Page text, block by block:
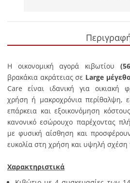
Η οικονομική αγορά κιβωτίου
βρακάκια ακράτειας σε Large
Care είναι ιδανική για οικιακή
χρήση ή μακροχρόνια περίθαλψη,
επάρκεια και εξοικονόμηση
κανονικό εσώρουχο παρέχοντας
με φυσική αίσθηση και
ευκολία στη χρήση και υψηλή σχέση
Χαρακτηριστικά